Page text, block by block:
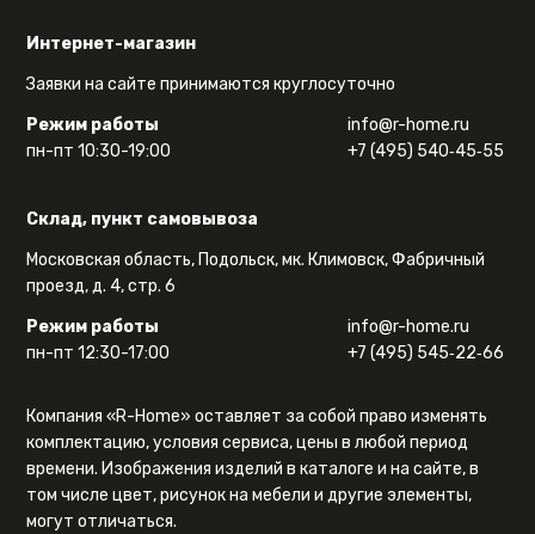
Интернет-магазин
Заявки на сайте принимаются круглосуточно
Режим работы
пн-пт 10:30-19:00
info@r-home.ru
+7 (495) 540‑45‑55
Склад, пункт самовывоза
Московская область, Подольск, мк. Климовск, Фабричный
проезд, д. 4, стр. 6
Режим работы
пн-пт 12:30-17:00
info@r-home.ru
+7 (495) 545‑22‑66
Компания «R-Home» оставляет за собой право изменять
комплектацию, условия сервиса, цены в любой период
времени. Изображения изделий в каталоге и на сайте, в
том числе цвет, рисунок на мебели и другие элементы,
могут отличаться.